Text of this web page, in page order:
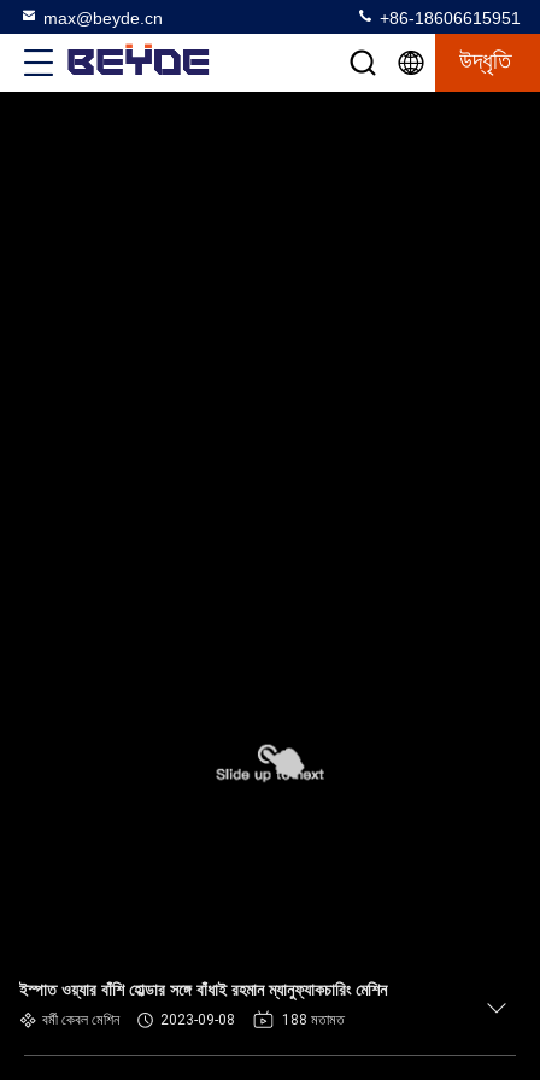
max@beyde.cn +86-18606615951
উদ্ধৃতি
ইস্পাত ওয়্যার বাঁশি হোল্ডার সঙ্গে বাঁধাই রহমান ম্যানুফ্যাকচারিং মেশিন
বর্মী কেবল মেশিন 2023-09-08 188 মতামত